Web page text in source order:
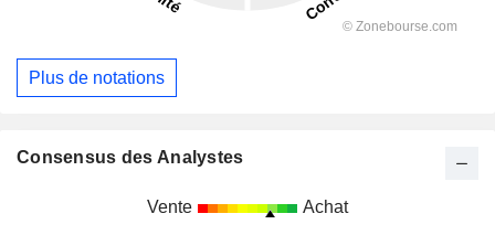
Plus de notations
Consensus des Analystes
Vente Achat